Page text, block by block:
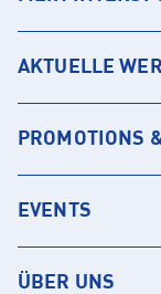
AKTUELLE
PROMOTIONS
EVENTS
ÜBER UNS